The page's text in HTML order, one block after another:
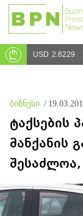
USD 2.6229
ბიზნესი /
ტაქსების
მანქანის